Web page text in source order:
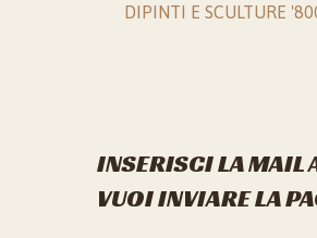
DIPINTI E SCULTURE
INSERISCI LA MAIL
VUOI INVIARE LA